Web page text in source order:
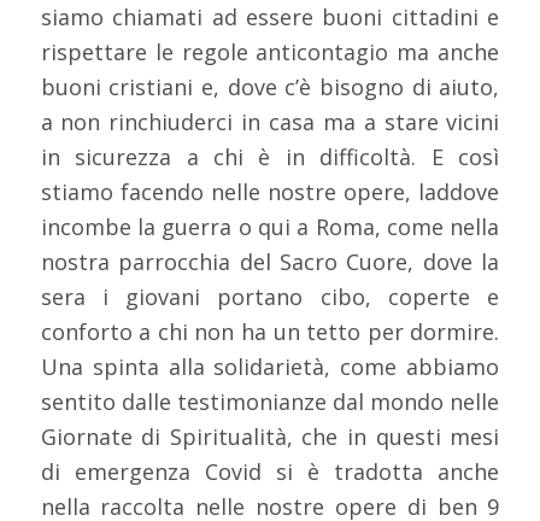
siamo chiamati ad essere buoni cittadini e
rispettare le regole anticontagio ma anche
buoni cristiani e, dove c’è bisogno di aiuto,
a non rinchiuderci in casa ma a stare vicini
in sicurezza a chi è in difficoltà. E così
stiamo facendo nelle nostre opere, laddove
incombe la guerra o qui a Roma, come nella
nostra parrocchia del Sacro Cuore, dove la
sera i giovani portano cibo, coperte e
conforto a chi non ha un tetto per dormire.
Una spinta alla solidarietà, come abbiamo
sentito dalle testimonianze dal mondo nelle
Giornate di Spiritualità, che in questi mesi
di emergenza Covid si è tradotta anche
nella raccolta nelle nostre opere di ben 9